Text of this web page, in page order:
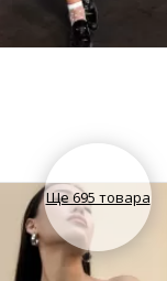
Ще 695 товара